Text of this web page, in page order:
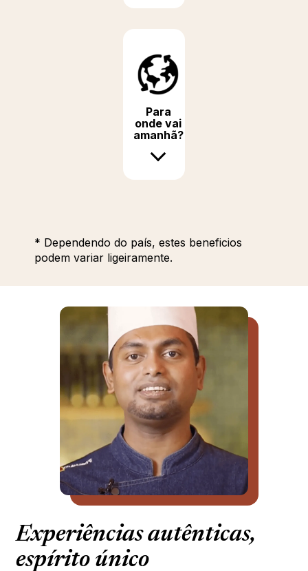
Para
onde vai
amanhã?
* Dependendo do país, estes beneficios
podem variar ligeiramente.
Experiências autênticas,
espírito único